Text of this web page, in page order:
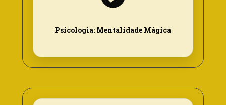
Psicologia: Mentalidade Mágica